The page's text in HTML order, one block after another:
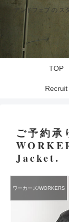
アンドフェブ の
TOP
Recruit
ご予約
Jacket.
ワーカーズ/WORKERS